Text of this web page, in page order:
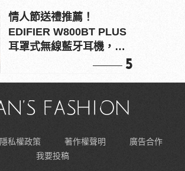
情人節送禮推薦！
EDIFIER W800BT PLUS
耳罩式無線藍牙耳機，在
5
隱私權政策 著作權聲明
廣告合作
我要投稿